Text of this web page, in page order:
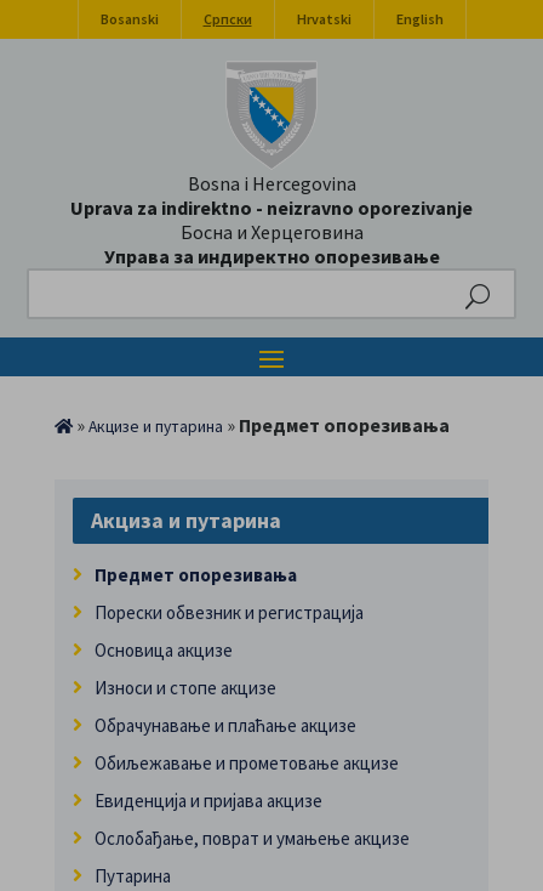
Bosanski Српски Hrvatski English
Bosna i Hercegovina
Uprava za indirektno - neizravno oporezivanje
Босна и Херцеговина
Управа за индиректно опорезивање
»Акцизе и путарина » Предмет опорезивања
Акциза и путарина
Предмет опорезивања
Порески обвезник и регистрација
Основица акцизе
Износи и стопе акцизе
Обрачунавање и плаћање акцизе
Обиљежавање и прометовање акцизе
Евиденција и пријава акцизе
Ослобађање, поврат и умањење акцизе
Путарина